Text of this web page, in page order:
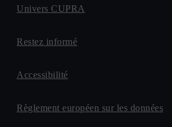
Univers CUPRA
Restez informé
Accessibilité
Règlement européen sur les données